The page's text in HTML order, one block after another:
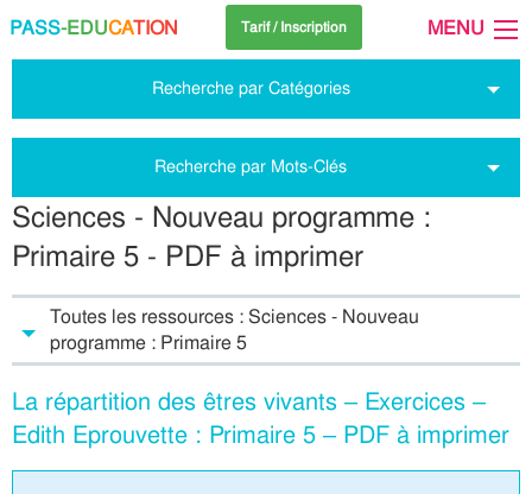
PASS-EDUCATION Tarif / Inscription MENU
Recherche par Catégories
Recherche par Mots-Clés
Sciences - Nouveau programme :
Primaire 5 - PDF à imprimer
Toutes les ressources : Sciences - Nouveau
programme : Primaire 5
La répartition des êtres vivants – Exercices –
Edith Eprouvette : Primaire 5 – PDF à imprimer